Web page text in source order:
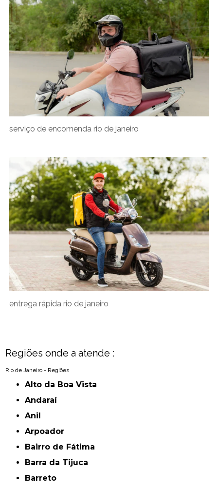
serviço de encomenda rio de janeiro
entrega rápida rio de janeiro
Regiões onde a atende :
Rio de Janeiro - Regiões
Alto da Boa Vista
Andaraí
Anil
Arpoador
Bairro de Fátima
Barra da Tijuca
Barreto